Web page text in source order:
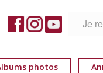
photos